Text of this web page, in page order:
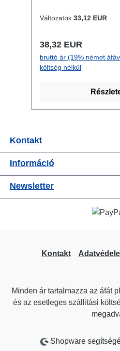
Csatlakozók: 1x CEE16-5p - In 1x
Változatok 33,12 EUR
Normál ár:
38,32 EUR
bruttó ár (19% német
költség nélkül
Kontakt
Információ
Newsletter
Kontakt
Minden ár tartalmazza az áfát
és az esetleges szállítási
Shopware